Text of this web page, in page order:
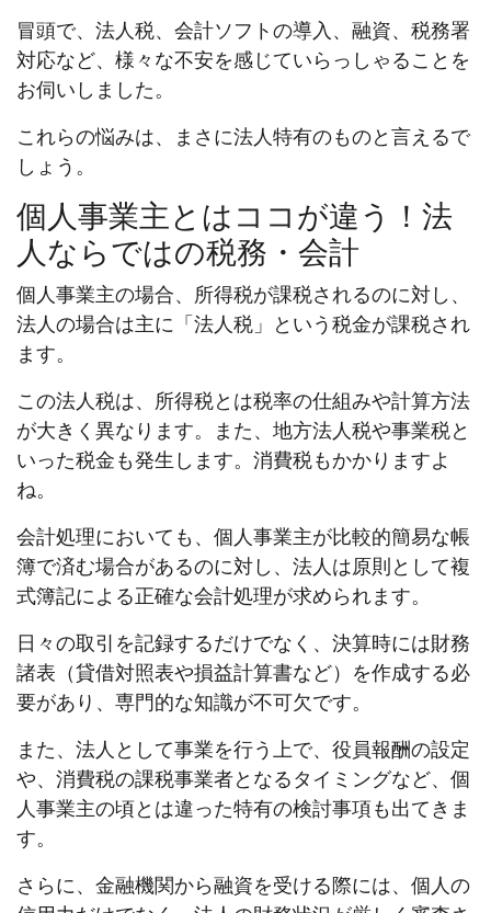
冒頭で、法人税、会計ソフトの導入、融資、税務署
対応など、様々な不安を感じていらっしゃることを
お伺いしました。
これらの悩みは、まさに法人特有のものと言えるで
しょう。
個人事業主とはココが違う！法
人ならではの税務・会計
個人事業主の場合、所得税が課税されるのに対し、
法人の場合は主に「法人税」という税金が課税され
ます。
この法人税は、所得税とは税率の仕組みや計算方法
が大きく異なります。また、地方法人税や事業税と
いった税金も発生します。消費税もかかりますよ
ね。
会計処理においても、個人事業主が比較的簡易な帳
簿で済む場合があるのに対し、法人は原則として複
式簿記による正確な会計処理が求められます。
日々の取引を記録するだけでなく、決算時には財務
諸表（貸借対照表や損益計算書など）を作成する必
要があり、専門的な知識が不可欠です。
また、法人として事業を行う上で、役員報酬の設定
や、消費税の課税事業者となるタイミングなど、個
人事業主の頃とは違った特有の検討事項も出てきま
す。
さらに、金融機関から融資を受ける際には、個人の